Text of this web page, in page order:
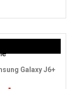
Galaxy J6+